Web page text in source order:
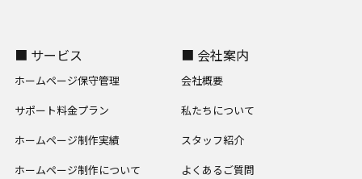
■ サービス
ホームページ保守管理
サポート料金プラン
ホームページ制作実績
ホームページ制作について
■ 会社案内
会社概要
私たちについて
スタッフ紹介
よくあるご質問